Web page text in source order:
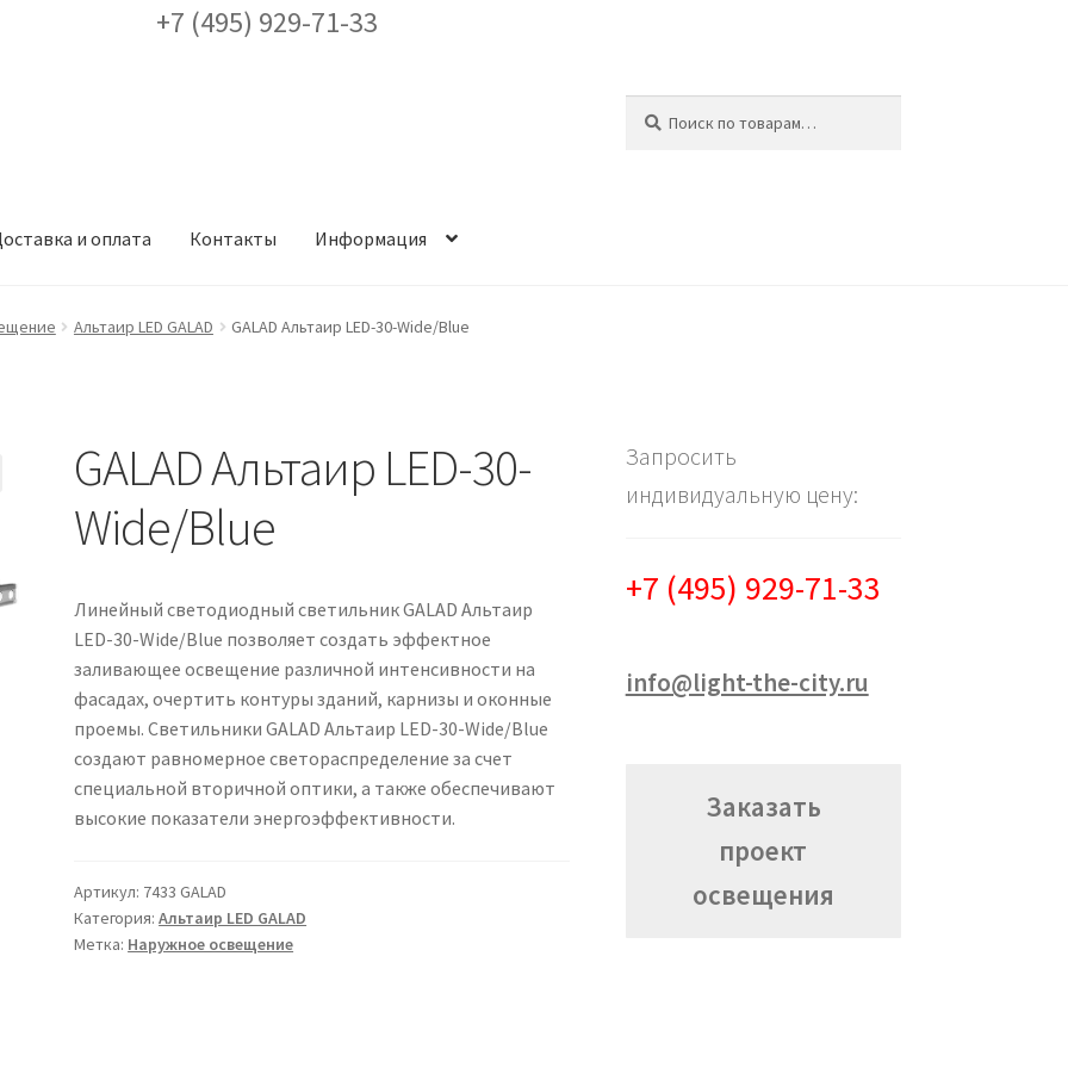
+7 (495) 929-71-33
и оплата Контакты Информация
Доставка и оплатаЗаказ проекта освещения Контакты
СертификатыТаблица выбора вводного щитка
Альтаир LED GALAD GALAD Альтаир LED-30-Wide/Blue
GALAD Альтаир LED-30-
Wide/Blue
Линейный светодиодный светильник GALAD Альтаир
LED-30-Wide/Blue позволяет создать эффектное
заливающее освещение различной интенсивности на
фасадах, очертить контуры зданий, карнизы и оконные
проемы. Светильники GALAD Альтаир LED-30-Wide/Blue
создают равномерное светораспределение за счет
специальной вторичной оптики, а также обеспечивают
высокие показатели энергоэффективности.
Артикул: 7433 GALAD
Категория:Альтаир LED GALAD
Метка: Наружное освещение
Запросить
индивидуальную цену:
+7 (495) 929-71-33
info@light-the-city.ru
Заказать
проект
освещения